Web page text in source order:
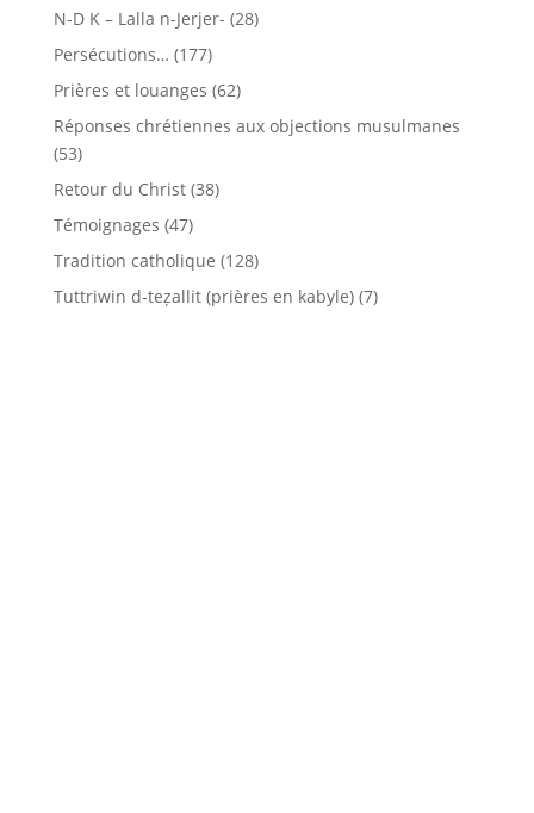
N-D K – Lalla n-Jerjer- (28)
Persécutions… (177)
Prières et louanges (62)
Réponses chrétiennes aux objections musulmanes
(53)
Retour du Christ(38)
Témoignages (47)
Tradition catholique (128)
Tuttriwin d-teẓallit (prières en kabyle)(7)